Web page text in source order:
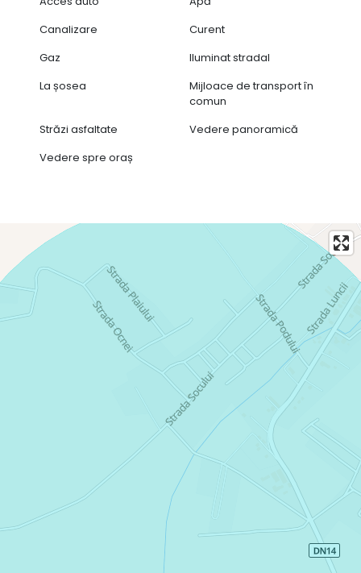
Pentru mai multe informații sau pentru programarea
Canalizare
Curent
Gaz
Iluminat stradal
La șosea
Mijloace de transport în
comun
Străzi asfaltate
Vedere panoramică
Vedere spre oraș